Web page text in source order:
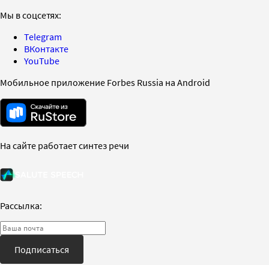
Мы в соцсетях:
Telegram
ВКонтакте
YouTube
Мобильное приложение Forbes Russia на Android
На сайте работает синтез речи
Рассылка:
Подписаться